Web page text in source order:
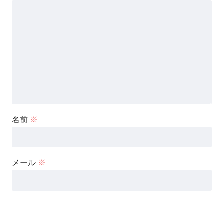
名前 ※
メール ※